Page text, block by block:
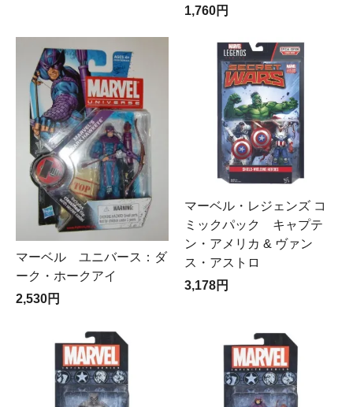
1,760円
マーベル ユニバース：ダ
ーク・ホークアイ
2,530円
マーベル・レジェンズ コ
ミックパック キャプテ
ン・アメリカ & ヴァン
ス・アストロ
3,178円